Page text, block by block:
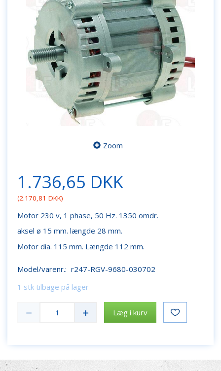
Zoom
1.736,65 DKK
(2.170,81 DKK)
Motor 230 v, 1 phase, 50 Hz. 1350 omdr.
aksel ø 15 mm. længde 28 mm.
Motor dia. 115 mm. Længde 112 mm.
Model/varenr.: r247-RGV-9680-030702
1 stk tilbage på lager
Læg i kurv